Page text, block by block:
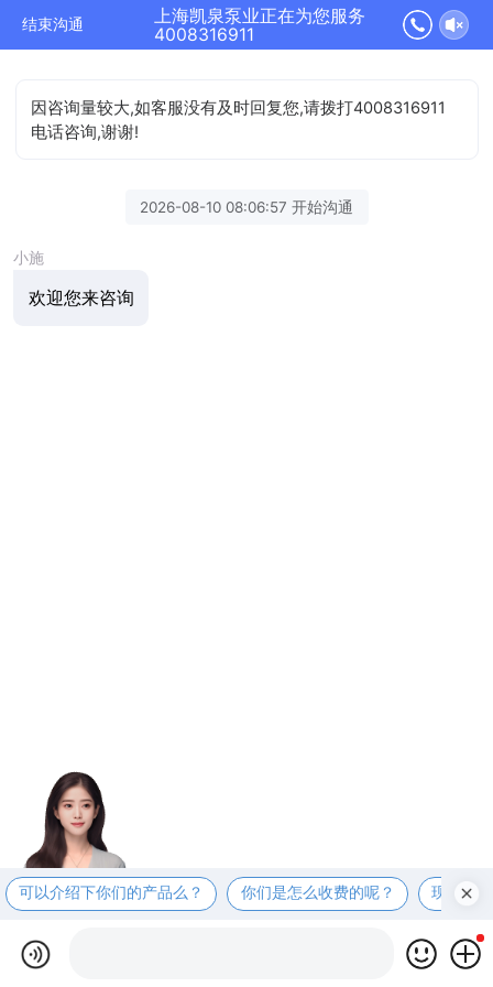
结束沟通
上海凯泉泵业正在为您服务
4008316911
因咨询量较大,如客服没有及时回复您,请拨打4008316911
电话咨询,谢谢!
2026-08-10 08:06:57 开始沟通
小施
欢迎您来咨询
可以介绍下你们的产品么？ 你们是怎么收费的呢？ 现在有